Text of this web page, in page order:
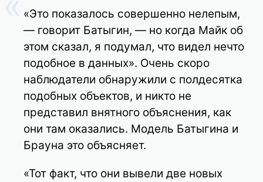
«Это показалось совершенно нелепым,
— говорит Батыгин, — но когда Майк об
этом сказал, я подумал, что видел нечто
подобное в данных». Очень скоро
наблюдатели обнаружили с полдесятка
подобных объектов, и никто не
представил внятного объяснения, как
они там оказались. Модель Батыгина и
Брауна это объясняет.
«Тот факт, что они вывели две новых